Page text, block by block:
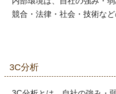
競合・法律・社会・技術など
3C分析